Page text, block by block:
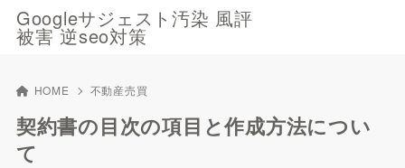
Googleサジェスト汚染 風評
被害 逆seo対策
HOME 不動産売買
契約書の目次の項目と作成方法につい
て